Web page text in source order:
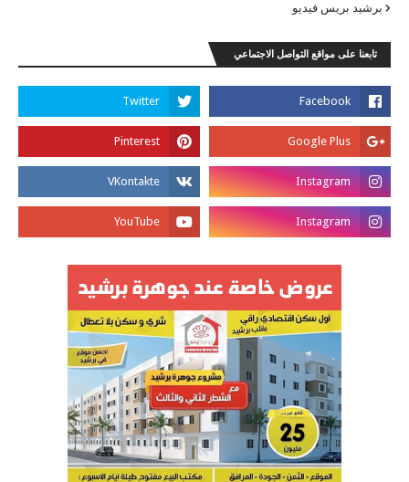
برشيد بريس فيديو
تابعنا على مواقع التواصل الاجتماعي